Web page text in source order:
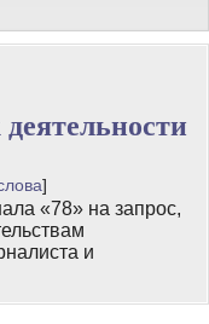
]
«78» на запрос,
и